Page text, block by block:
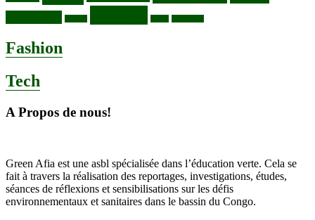
Fashion
Tech
A Propos de nous!
Green Afia est une asbl spécialisée dans l’éducation verte. Cela se
fait à travers la réalisation des reportages, investigations, études,
séances de réflexions et sensibilisations sur les défis
environnementaux et sanitaires dans le bassin du Congo.